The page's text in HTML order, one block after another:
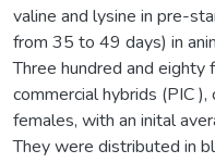
valine and lysine in pre-
from 35 to 49 days) in
Three hundred and eighty
commercial hybrids (PIC
females, with an inital
They were distributed in